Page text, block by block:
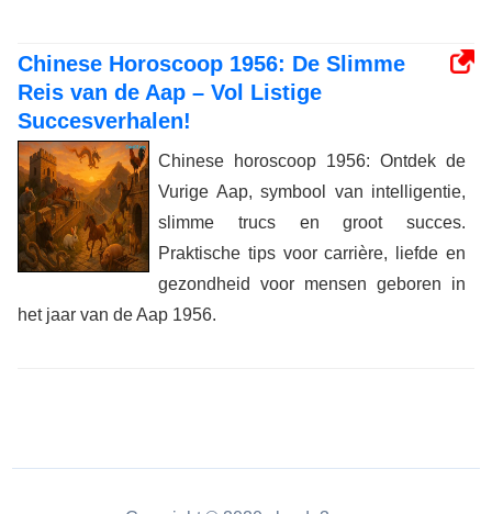
Chinese Horoscoop 1956: De Slimme
Reis van de Aap – Vol Listige
Succesverhalen!
Chinese horoscoop 1956: Ontdek de
Vurige Aap, symbool van intelligentie,
slimme trucs en groot succes.
Praktische tips voor carrière, liefde en
gezondheid voor mensen geboren in
het jaar van de Aap 1956.